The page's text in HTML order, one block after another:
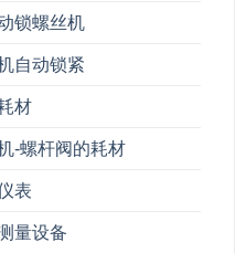
锁螺丝机
自动锁紧
材
-螺杆阀的耗材
表
量设备